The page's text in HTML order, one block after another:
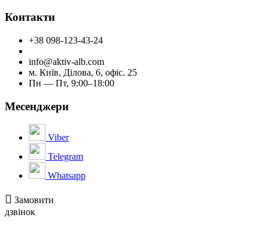
Контакти
+38 098-123-43-24
info@aktiv-alb.com
м. Київ, Ділова, 6, офіс. 25
Пн — Пт, 9:00–18:00
Месенджери
Viber
Telegram
Whatsapp
Замовити
дзвінок